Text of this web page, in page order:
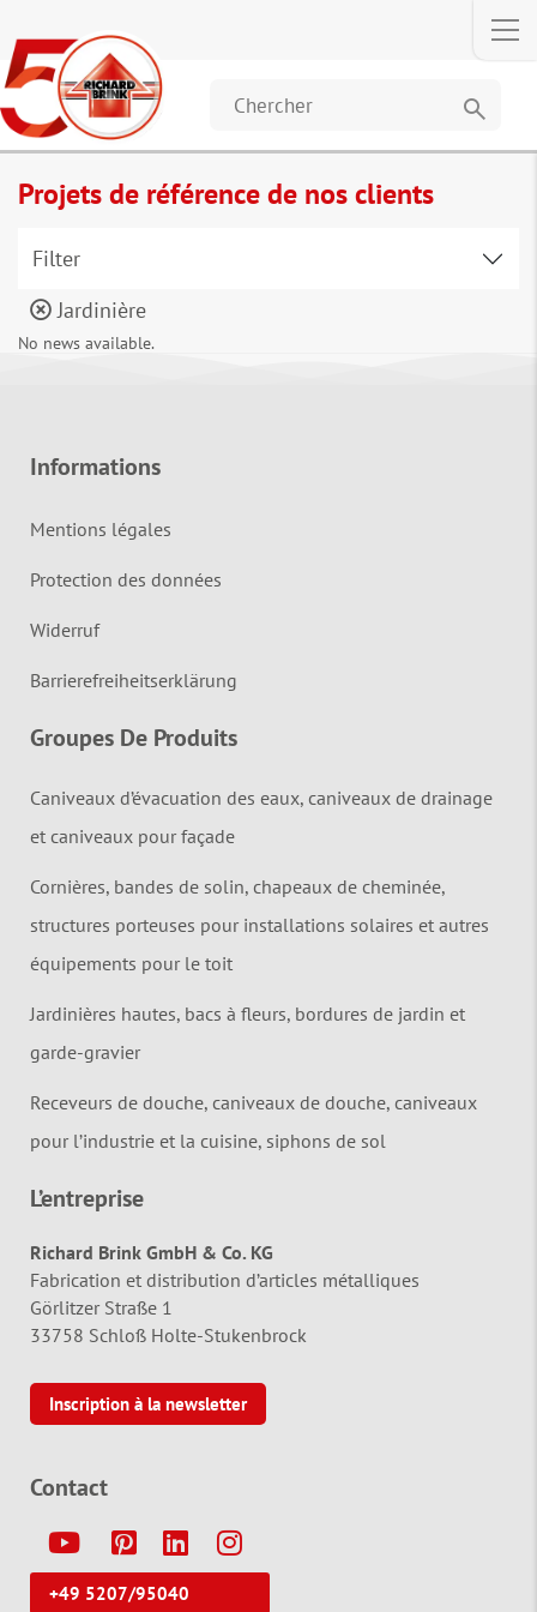
search
Projets de référence de nos clients
Filter
Jardinière
No news available.
Informations
Mentions légales
Protection des données
Widerruf
Barrierefreiheitserklärung
Groupes De Produits
Caniveaux d’évacuation des eaux, caniveaux de drainage
et caniveaux pour façade
Cornières, bandes de solin, chapeaux de cheminée,
structures porteuses pour installations solaires et autres
équipements pour le toit
Jardinières hautes, bacs à fleurs, bordures de jardin et
garde-gravier
Receveurs de douche, caniveaux de douche, caniveaux
pour l’industrie et la cuisine, siphons de sol
L’entreprise
Richard Brink GmbH & Co. KG
Fabrication et distribution d’articles métalliques
Görlitzer Straße 1
33758 Schloß Holte-Stukenbrock
Inscription à la newsletter
Contact
+49 5207/95040